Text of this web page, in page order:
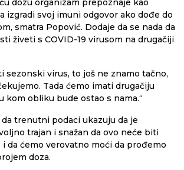
dozu organizam prepoznaje kao
izgradi svoj imuni odgovor ako dođe do
smatra Popović. Dodaje da se nada da
živeti s COVID-19 virusom na drugačiji
sezonski virus, to još ne znamo tačno,
Tada ćemo imati drugačiju
kom obliku bude ostao s nama.“
trenutni podaci ukazuju da je
trajan i snažan da ovo neće biti
i da ćemo verovatno moći da prođemo
doza.